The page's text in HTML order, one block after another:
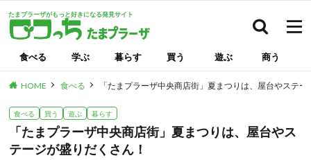
たまプラーザがもっと好きになる発見サイト
食べる 学ぶ 暮らす 買う 遊ぶ 商う
HOME 食べる 「たまプラーザ中央商店街」夏まつりは、屋台やステ
食べる 買う 遊ぶ 暮らす
「たまプラーザ中央商店街」夏まつりは、屋台やス
テージが盛りだくさん！